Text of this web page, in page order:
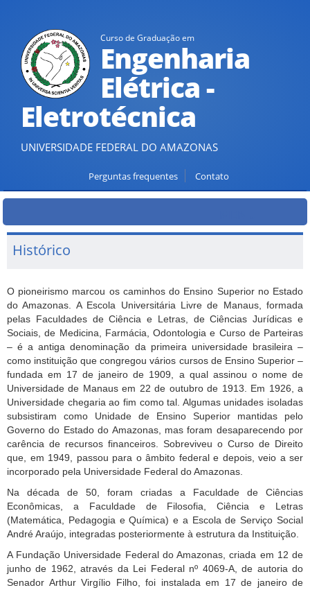
Curso de Graduação em
Engenharia
Elétrica -
Eletrotécnica
UNIVERSIDADE FEDERAL DO AMAZONAS
Perguntas frequentes Contato
Histórico
O pioneirismo marcou os caminhos do Ensino Superior no Estado
do Amazonas. A Escola Universitária Livre de Manaus, formada
pelas Faculdades de Ciência e Letras, de Ciências Jurídicas e
Sociais, de Medicina, Farmácia, Odontologia e Curso de Parteiras
– é a antiga denominação da primeira universidade brasileira –
como instituição que congregou vários cursos de Ensino Superior –
fundada em 17 de janeiro de 1909, a qual assinou o nome de
Universidade de Manaus em 22 de outubro de 1913. Em 1926, a
Universidade chegaria ao fim como tal. Algumas unidades isoladas
subsistiram como Unidade de Ensino Superior mantidas pelo
Governo do Estado do Amazonas, mas foram desaparecendo por
carência de recursos financeiros. Sobreviveu o Curso de Direito
que, em 1949, passou para o âmbito federal e depois, veio a ser
incorporado pela Universidade Federal do Amazonas.
Na década de 50, foram criadas a Faculdade de Ciências
Econômicas, a Faculdade de Filosofia, Ciência e Letras
(Matemática, Pedagogia e Química) e a Escola de Serviço Social
André Araújo, integradas posteriormente à estrutura da Instituição.
A Fundação Universidade Federal do Amazonas, criada em 12 de
junho de 1962, através da Lei Federal nº 4069-A, de autoria do
Senador Arthur Virgílio Filho, foi instalada em 17 de janeiro de